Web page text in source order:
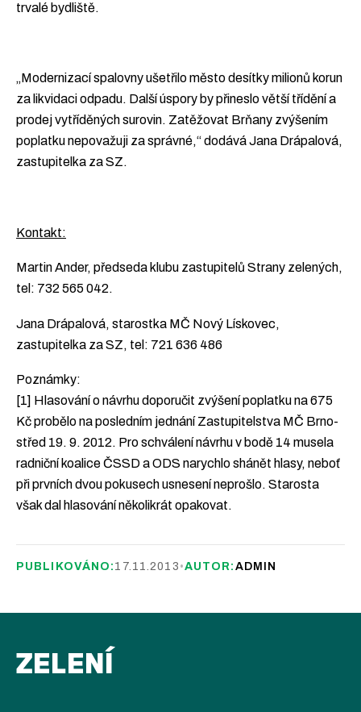
trvalé bydliště.
„Modernizací spalovny ušetřilo město desítky milionů korun
za likvidaci odpadu. Další úspory by přineslo větší třídění a
prodej vytříděných surovin. Zatěžovat Brňany zvýšením
poplatku nepovažuji za správné,“ dodává Jana Drápalová,
zastupitelka za SZ.
Kontakt:
Martin Ander, předseda klubu zastupitelů Strany zelených,
tel: 732 565 042.
Jana Drápalová, starostka MČ Nový Lískovec,
zastupitelka za SZ, tel: 721 636 486
Poznámky:
[1] Hlasování o návrhu doporučit zvýšení poplatku na 675
Kč probělo na posledním jednání Zastupitelstva MČ Brno-
střed 19. 9. 2012. Pro schválení návrhu v bodě 14 musela
radniční koalice ČSSD a ODS narychlo shánět hlasy, neboť
při prvních dvou pokusech usnesení neprošlo. Starosta
však dal hlasování několikrát opakovat.
PUBLIKOVÁNO: 17.11.2013 •AUTOR: ADMIN
ZELENÍ